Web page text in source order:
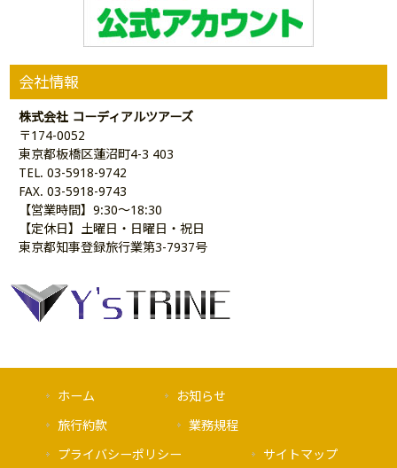
会社情報
株式会社 コーディアルツアーズ
〒174-0052
東京都板橋区蓮沼町4-3 403
TEL. 03-5918-9742
FAX. 03-5918-9743
【営業時間】9:30～18:30
【定休日】土曜日・日曜日・祝日
東京都知事登録旅行業第3-7937号
ホーム お知らせ
旅行約款 業務規程
プライバシーポリシー サイトマップ